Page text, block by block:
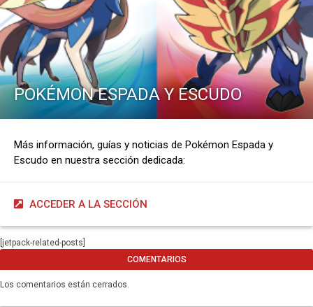
POKÉMON ESPADA Y ESCUDO
Más información, guías y noticias de Pokémon Espada y
Escudo en nuestra sección dedicada:
ACCEDER A LA SECCIÓN
[jetpack-related-posts]
COMENTARIOS
Los comentarios están cerrados.